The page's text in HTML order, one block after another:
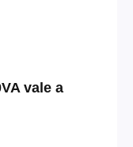
vale a